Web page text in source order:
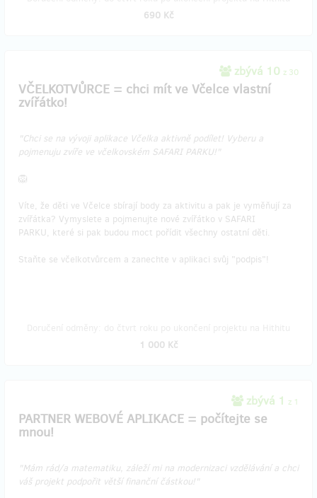
690 Kč
zbývá 10 z 30
VČELKOTVŮRCE = chci mít ve Včelce vlastní
zvířátko!
"Chci se na vývoji aplikace Včelka aktivně podílet! Vyberu a
pojmenuju zvíře ve včelkovském SAFARI PARKU!"
🦁
Víte, že děti ve Včelce sbírají body za aktivitu a pak je vyměňují za
zvířátka? Vymyslete a pojmenujte nové zvířátko v SAFARI
PARKU, které si pak budou moct pořídit všechny ostatní děti.
Staňte se včelkotvůrcem a zanechte v aplikaci svůj "podpis"!
1 000 Kč
zbývá 1 z 1
PARTNER WEBOVÉ APLIKACE = počítejte se
mnou!
"Mám rád/a matematiku, záleží mi na modernizaci vzdělávání a chci
váš projekt podpořit větší finanční částkou!"